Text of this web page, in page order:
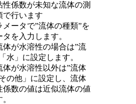
性係数が未知な流体の測
で行います
メータで”流体の種類”を
を入力します。
体が水溶性の場合は”流
水」に設定します。
体が水溶性以外は”流体
の他」に設定し、流体
係数の値は近似流体の値